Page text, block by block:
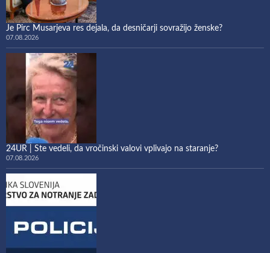
Je Pirc Musarjeva res dejala, da desničarji sovražijo ženske?
07.08.2026
24UR | Ste vedeli, da vročinski valovi vplivajo na staranje?
07.08.2026